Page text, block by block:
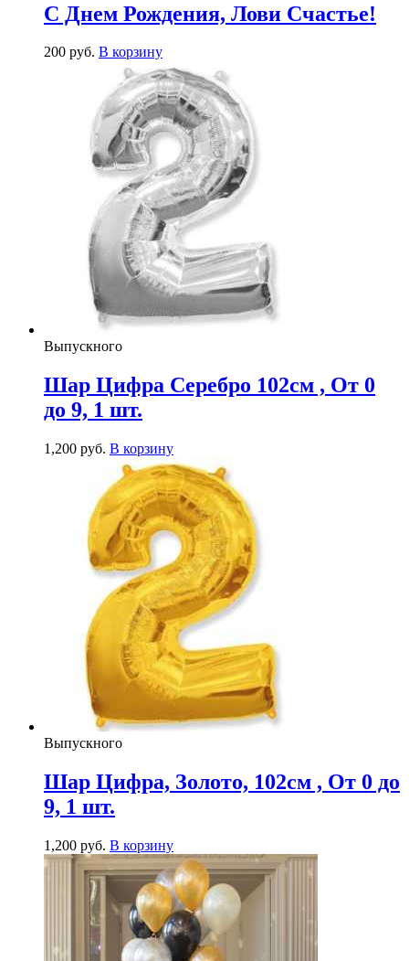
С Днем Рождения, Лови Счастье!
200 руб. В корзину
Выпускного
Шар Цифра Серебро 102см , От 0
до 9, 1 шт.
1,200 руб. В корзину
Выпускного
Шар Цифра, Золото, 102см , От 0 до
9, 1 шт.
1,200 руб. В корзину